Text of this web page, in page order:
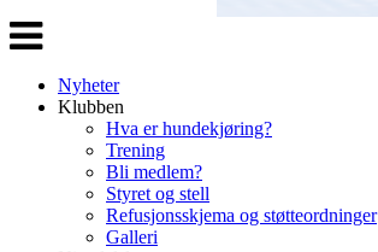
Veksle
navigasjon
Nyheter
Klubben
Hva er hundekjøring?
Trening
Bli medlem?
Styret og stell
Refusjonsskjema og støtteordninger
Galleri